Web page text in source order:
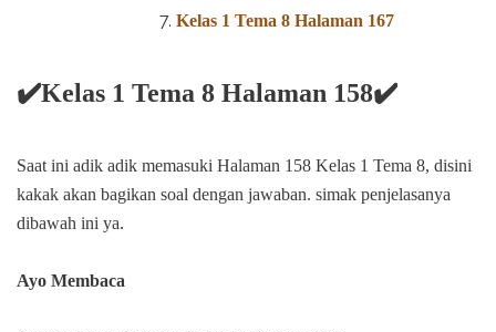
Kelas 1 Tema 8 Halaman 167
✔️Kelas 1 Tema 8 Halaman 158✔️
Saat ini adik adik memasuki Halaman 158 Kelas 1 Tema 8, disini
kakak akan bagikan soal dengan jawaban. simak penjelasanya
dibawah ini ya.
Ayo Membaca